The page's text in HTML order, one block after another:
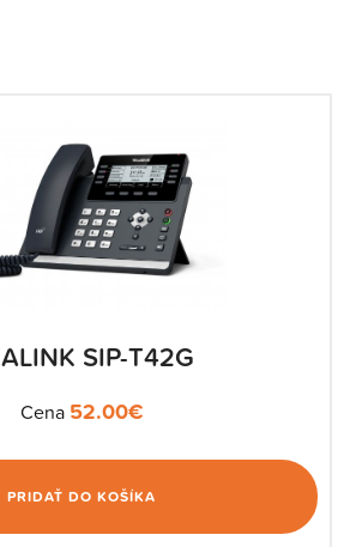
SIP-T42G
Cena 52.00€
PRIDAŤ DO KOŠÍKA